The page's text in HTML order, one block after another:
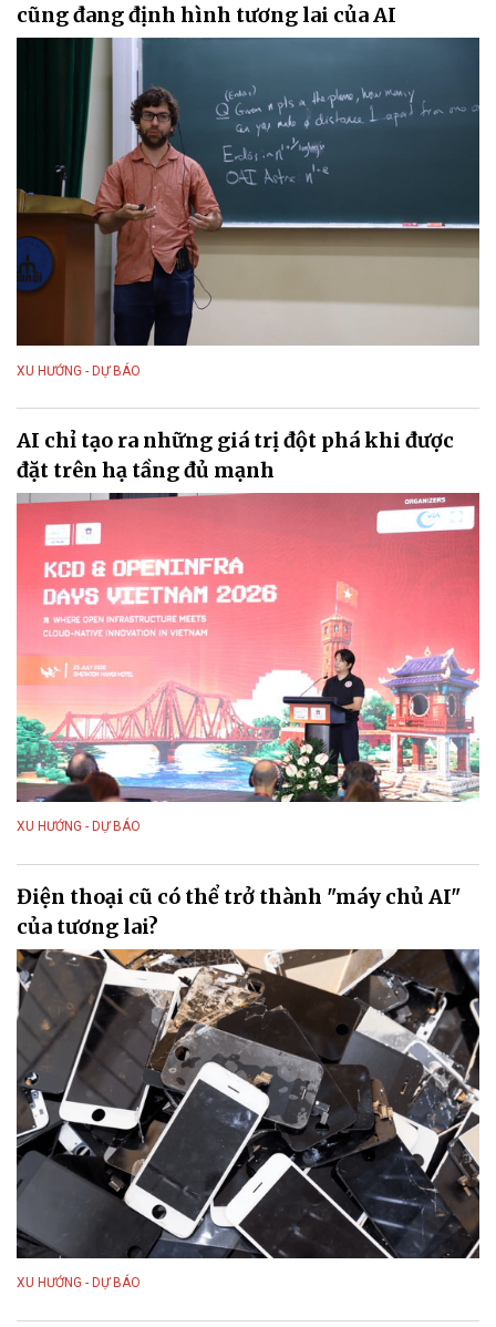
cũng đang định hình tương lai của AI
XU HƯỚNG - DỰ BÁO
AI chỉ tạo ra những giá trị đột phá khi được
đặt trên hạ tầng đủ mạnh
XU HƯỚNG - DỰ BÁO
Điện thoại cũ có thể trở thành "máy chủ AI"
của tương lai?
XU HƯỚNG - DỰ BÁO